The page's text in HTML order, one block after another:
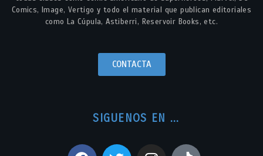
Comics, Image, Vertigo y todo el material que publican editoriales
como La Cúpula, Astiberri, Reservoir Books, etc.
CONTACTA
SIGUENOS EN ...